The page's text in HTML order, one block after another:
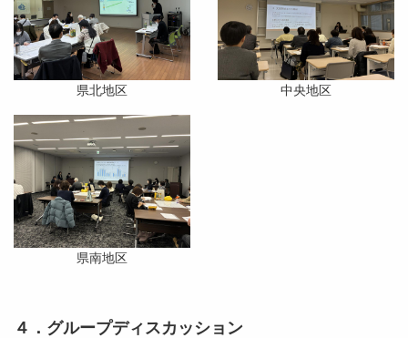
県北地区 中央地区
県南地区
４．グループディスカッション